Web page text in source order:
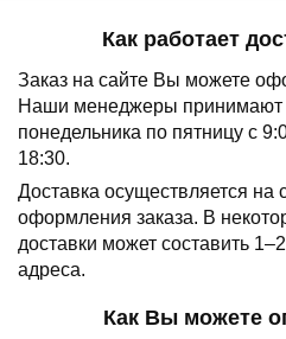
Как работает
Заказ на сайте Вы можете
Наши менеджеры принимают
понедельника по пятницу с
18:30.
Доставка осуществляется
оформления заказа. В
доставки может составить
адреса.
Как Вы можете